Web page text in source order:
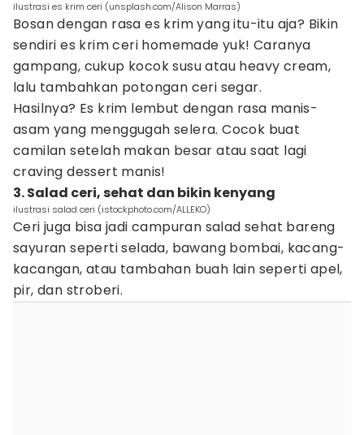
ilustrasi es krim ceri (unsplash.com/Alison Marras)
Bosan dengan rasa es krim yang itu-itu aja? Bikin
sendiri es krim ceri homemade yuk! Caranya
gampang, cukup kocok susu atau heavy cream,
lalu tambahkan potongan ceri segar.
Hasilnya? Es krim lembut dengan rasa manis-
asam yang menggugah selera. Cocok buat
camilan setelah makan besar atau saat lagi
craving dessert manis!
3. Salad ceri, sehat dan bikin kenyang
ilustrasi salad ceri (istockphoto.com/ALLEKO)
Ceri juga bisa jadi campuran salad sehat bareng
sayuran seperti selada, bawang bombai, kacang-
kacangan, atau tambahan buah lain seperti apel,
pir, dan stroberi.